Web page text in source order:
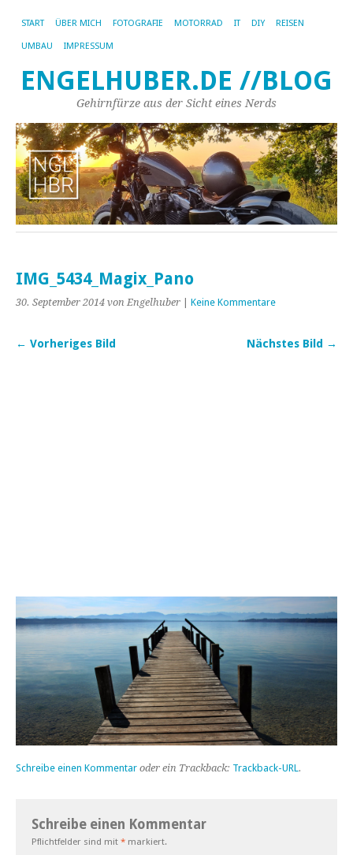
START ÜBER MICH FOTOGRAFIE MOTORRAD IT DIY REISEN
UMBAU IMPRESSUM
ENGELHUBER.DE //BLOG
Gehirnfürze aus der Sicht eines Nerds
IMG_5434_Magix_Pano
30. September 2014 von Engelhuber Keine Kommentare
← Vorheriges Bild Nächstes Bild →
Schreibe einen Kommentar oder ein Trackback: Trackback-URL .
Schreibe einen Kommentar
Pflichtfelder sind mit * markiert.